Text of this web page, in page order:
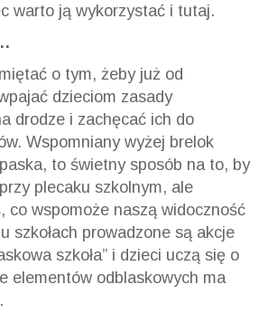
warto ją wykorzystać i tutaj.
o tym, żeby już od
dzieciom zasady
drodze i zachęcać ich do
Wspomniany wyżej brelok
to świetny sposób na to, by
plecaku szkolnym, ale
co wspomoże naszą widoczność
szkołach prowadzone są akcje
szkoła” i dzieci uczą się o
elementów odblaskowych ma